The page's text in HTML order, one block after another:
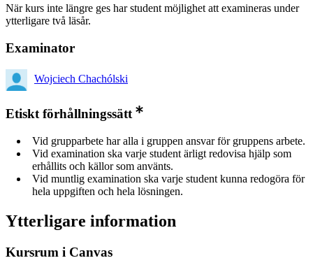
När kurs inte längre ges har student möjlighet att examineras under
ytterligare två läsår.
Examinator
Wojciech Chachólski
Etiskt förhållningssätt
Vid grupparbete har alla i gruppen ansvar för gruppens arbete.
Vid examination ska varje student ärligt redovisa hjälp som
erhållits och källor som använts.
Vid muntlig examination ska varje student kunna redogöra för
hela uppgiften och hela lösningen.
Ytterligare information
Kursrum i Canvas